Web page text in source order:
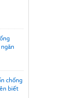
ngăn
chống
biết